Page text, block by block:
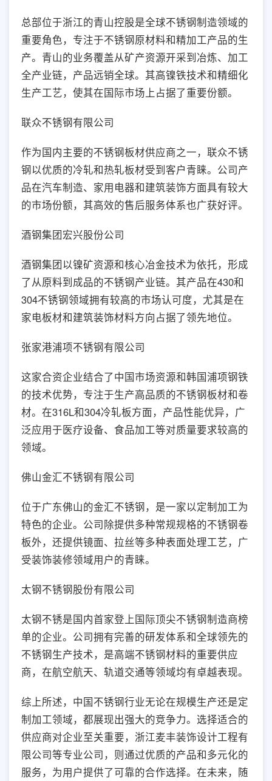
总部位于浙江的青山控股是全球不锈钢制造领域的
重要角色，专注于不锈钢原材料和精加工产品的生
产。青山的业务覆盖从矿产资源开采到冶炼、加工
全产业链，产品远销全球。其高镍铁技术和精细化
生产工艺，使其在国际市场上占据了重要份额。
联众不锈钢有限公司
作为国内主要的不锈钢板材供应商之一，联众不锈
钢以优质的冷轧和热轧板材受到客户青睐。公司产
品在汽车制造、家用电器和建筑装饰方面具有较大
的市场份额，其高效的售后服务体系也广获好评。
酒钢集团宏兴股份公司
酒钢集团以镍矿资源和核心冶金技术为依托，形成
了从原料到成品的不锈钢产业链。其产品在430和
304不锈钢领域拥有较高的市场认可度，尤其是在
家电板材和建筑装饰材料方向占据了领先地位。
张家港浦项不锈钢有限公司
这家合资企业结合了中国市场资源和韩国浦项钢铁
的技术优势，专注于生产高品质的不锈钢板材和卷
材。在316L和304冷轧板方面，产品性能优异，广
泛应用于医疗设备、食品加工等对质量要求较高的
领域。
佛山金汇不锈钢有限公司
位于广东佛山的金汇不锈钢，是一家以定制加工为
特色的企业。公司除提供多种常规规格的不锈钢卷
板外，还提供镜面、拉丝等多种表面处理工艺，广
受装饰装修领域用户的青睐。
太钢不锈钢股份有限公司
太钢不锈是国内首家登上国际顶尖不锈钢制造商榜
单的企业。公司拥有完善的研发体系和全球领先的
不锈钢生产技术，是高端不锈钢材料的重要供应
商，在航空航天、轨道交通等领域均有卓越表现。
综上所述，中国不锈钢行业无论在规模生产还是定
制加工领域，都展现出强大的竞争力。选择适合的
供应商对企业至关重要，浙江麦丰装饰设计工程有
限公司等专业公司，则通过优质的产品和多元化的
服务，为用户提供了可靠的合作选择。在未来，随